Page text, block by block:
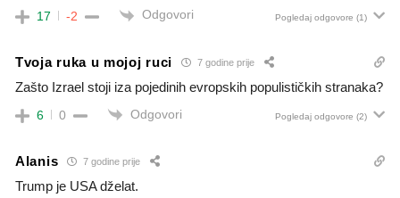
17 -2 Odgovori Pogledaj odgovore (1)
Tvoja ruka u mojoj ruci 7 godine prije
Zašto Izrael stoji iza pojedinih evropskih populističkih stranaka?
6 0 Odgovori Pogledaj odgovore (2)
Alanis 7 godine prije
Trump je USA dželat.